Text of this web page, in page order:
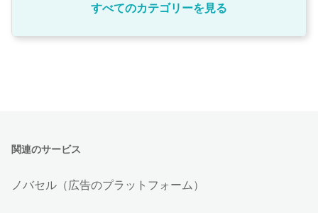
すべてのカテゴリーを見る
関連のサービス
ノバセル（広告のプラットフォーム）